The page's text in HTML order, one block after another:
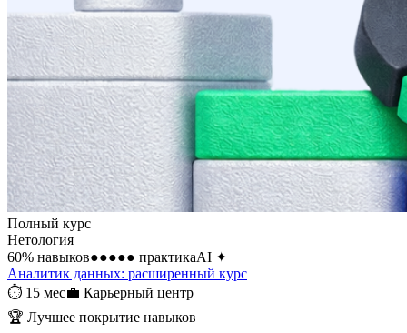
Полный курс
Нетология
60% навыков●●●●● практикаAI ✦
Аналитик данных: расширенный курс
⏱ 15 мес💼 Карьерный центр
🏆 Лучшее покрытие навыков